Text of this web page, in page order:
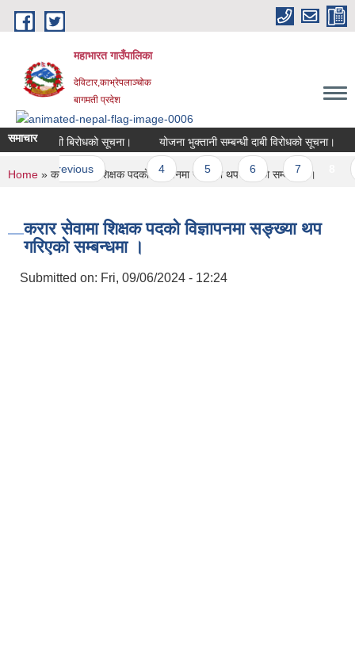
Skip to main content
महाभारत गाउँपालिका
देविटार,काभ्रेपलाञ्चोक
बागमती प्रदेश
समाचार
सम्बन्धी दाबी बिरोधको सूचना। योजना भुक्तानी सम्बन्धी दाबी विरोधको सूचना।
‹ previous …
You are here
Home » करार सेवामा शिक्षक पदकाे विज्ञापनमा सङ्ख्या थप गरिएकाे सम्बन्धमा ।
करार सेवामा शिक्षक पदकाे विज्ञापनमा सङ्ख्या थप
गरिएकाे सम्बन्धमा ।
Submitted on: Fri, 09/06/2024 - 12:24